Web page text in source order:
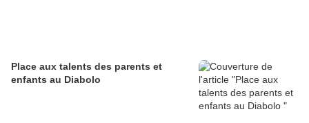
Place aux talents des parents et
enfants au Diabolo